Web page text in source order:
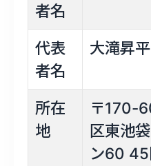
者名
代表
者名
大滝昇平
所在
地
〒170-
区東池
ン60